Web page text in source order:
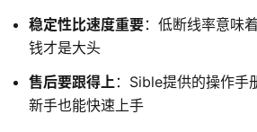
稳定性比速度重要：低断线率意味
钱才是大头
售后要跟得上 ：Sible提供的操作手
新手也能快速上手